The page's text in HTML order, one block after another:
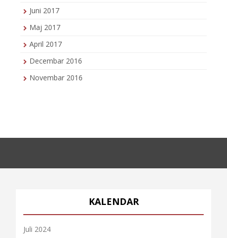
Juni 2017
Maj 2017
April 2017
Decembar 2016
Novembar 2016
KALENDAR
Juli 2024